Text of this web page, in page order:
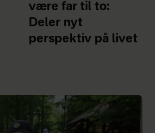
være far til to:
Deler nyt
perspektiv på livet